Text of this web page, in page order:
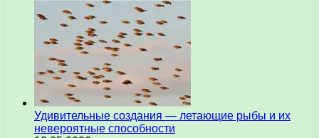
Удивительные создания — летающие рыбы и их
невероятные способности